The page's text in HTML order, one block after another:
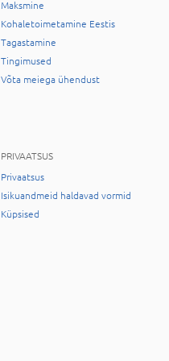
Maksmine
Kohaletoimetamine Eestis
Tagastamine
Tingimused
Võta meiega ühendust
PRIVAATSUS
Privaatsus
Isikuandmeid haldavad vormid
Küpsised